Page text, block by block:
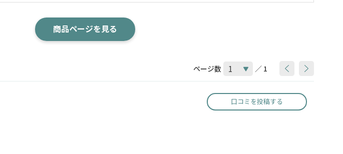
商品ページを見る
ページ数 ／ 1
口コミを投稿する